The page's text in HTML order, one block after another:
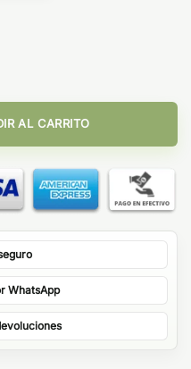
Salts by IVG cantidad
AL CARRITO
WhatsApp